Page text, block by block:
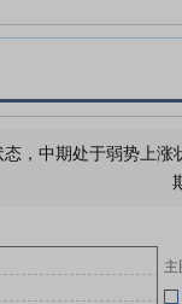
04-18
，中期处于弱势上
主